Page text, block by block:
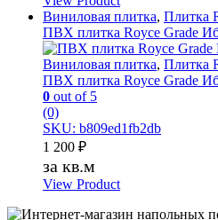
Виниловая плитка, Плитка
ПВХ плитка Royce Grade
Виниловая плитка, Плитка
ПВХ плитка Royce Grade
0 out of 5
(0)
SKU: b809ed1fb2db
1 200 ₽
за кв.м
View Product